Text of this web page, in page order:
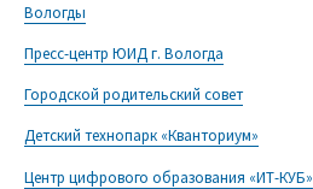
Вологды
Пресс-центр ЮИД г. Вологда
Городской родительский совет
Детский технопарк «Кванториум»
Центр цифрового образования «ИТ-КУБ»